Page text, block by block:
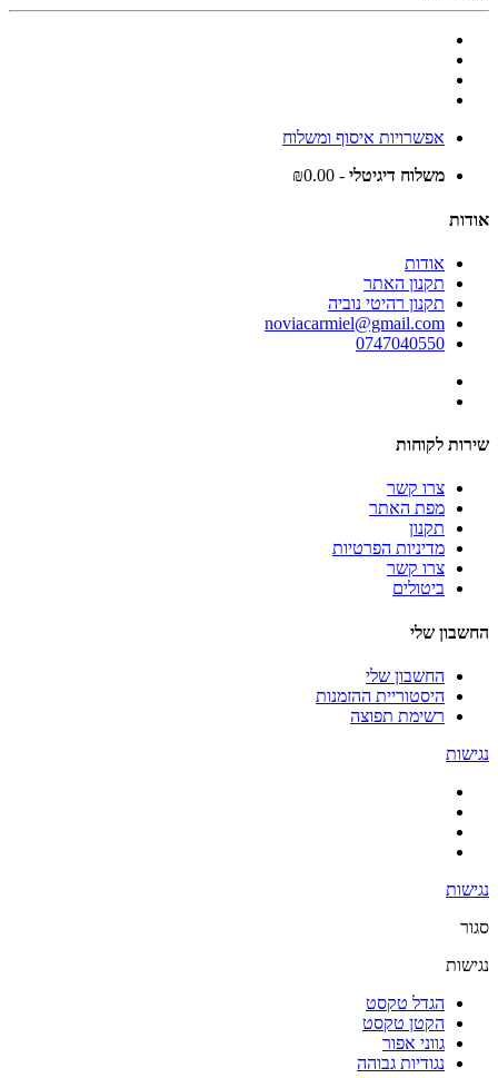
אפשרויות איסוף ומשלוח
משלוח דיגיטלי - ₪0.00
אודות
אודות
תקנון האתר
תקנון רהיטי נוביה
noviacarmiel@gmail.com
0747040550
שירות לקוחות
צרו קשר
מפת האתר
תקנון
מדיניות הפרטיות
צרו קשר
ביטולים
החשבון שלי
החשבון שלי
היסטוריית ההזמנות
רשימת תפוצה
נגישות
נגישות
סגור
נגישות
הגדל טקסט
הקטן טקסט
גווני אפור
נגודיות גבוהה